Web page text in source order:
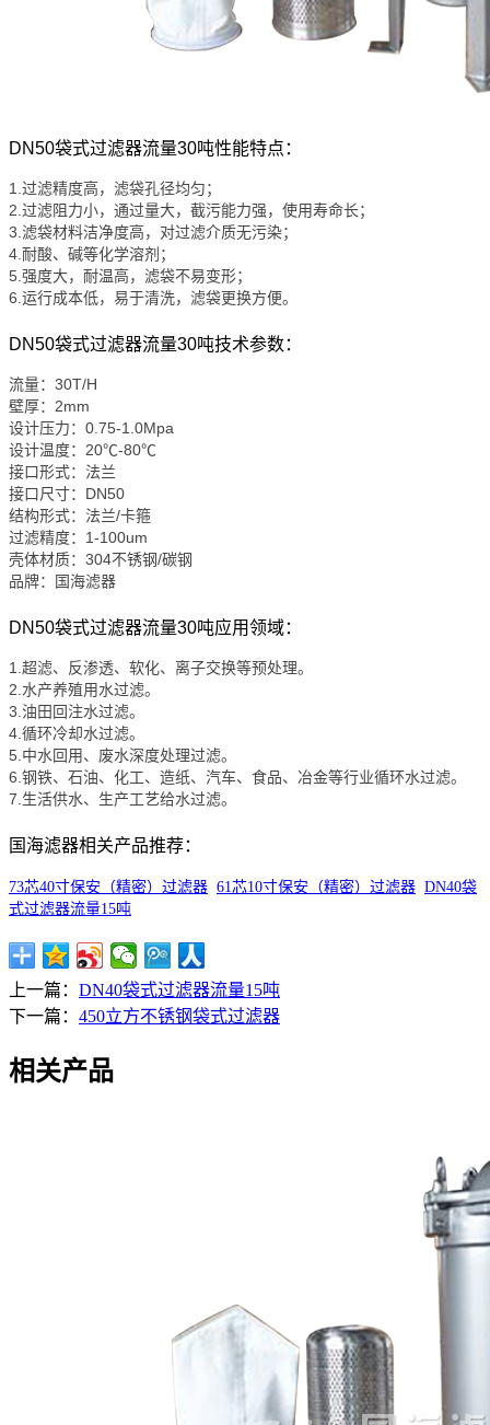
DN50袋式过滤器流量30吨性能特点：
1.过滤精度高， 滤袋孔径均匀；
2.过滤阻力小，通过量大，截污能力强，使用寿命长；
3.滤袋材料洁净度高，对过滤介质无污染；
4.耐酸、碱等化学溶剂；
5.强度大，耐温高，滤袋不易变形；
6.运行成本低，易于清洗，滤袋更换方便。
DN50袋式过滤器流量30吨技术参数：
流量：30T/H
壁厚：2mm
设计压力：0.75-1.0Mpa
设计温度：20℃-80℃
接口形式：法兰
接口尺寸：DN50
结构形式：法兰/卡箍
过滤精度：1-100um
壳体材质：304不锈钢/碳钢
品牌：
国海滤器
DN50袋式过滤器流量30吨应用领域：
1.超滤、反渗透、软化、离子交换等预处理。
2.水产养殖用水过滤。
3.油田回注水过滤。
4.循环冷却水过滤。
5.中水回用、废水深度处理过滤。
6.钢铁、石油、化工、造纸、汽车、食品、冶金等行业循环水过滤。
7.生活供水、生产工艺给水过滤。
国海滤器相关产品推荐：
73芯40寸保安（精密）过滤器 61芯10寸保安（精密）过滤器 DN40袋
式过滤器流量15吨
上一篇： DN40袋式过滤器流量15吨
下一篇： 450立方不锈钢袋式过滤器
相关产品